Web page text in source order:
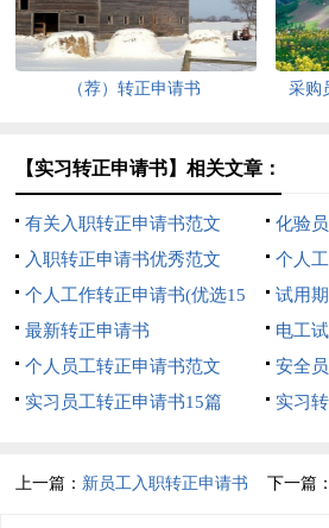
（荐）转正申请书 采购
【实习转正申请书】相关文章：
有关入职转正申请书范文
化验
入职转正申请书优秀范文
个人
篇)
个人工作转正申请书(优选15
篇)
试用
篇]
最新转正申请书
电工
个人员工转正申请书范文
安全
实习员工转正申请书15篇
实习
上一篇： 新员工入职转正申请书 下一篇：